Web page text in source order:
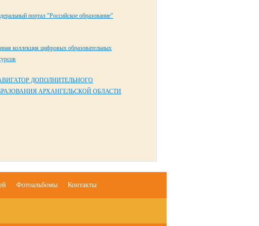
портал "Российское образование"
коллекция цифровых образовательных
ДОПОЛНИТЕЛЬНОГО
АРХАНГЕЛЬСКОЙ ОБЛАСТИ
Фотоальбомы Контакты